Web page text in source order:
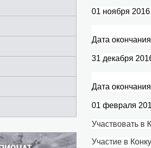
01 ноября 2016
Дата
31 декабря
Дата
01 февраля
Участвовать в
Участие в